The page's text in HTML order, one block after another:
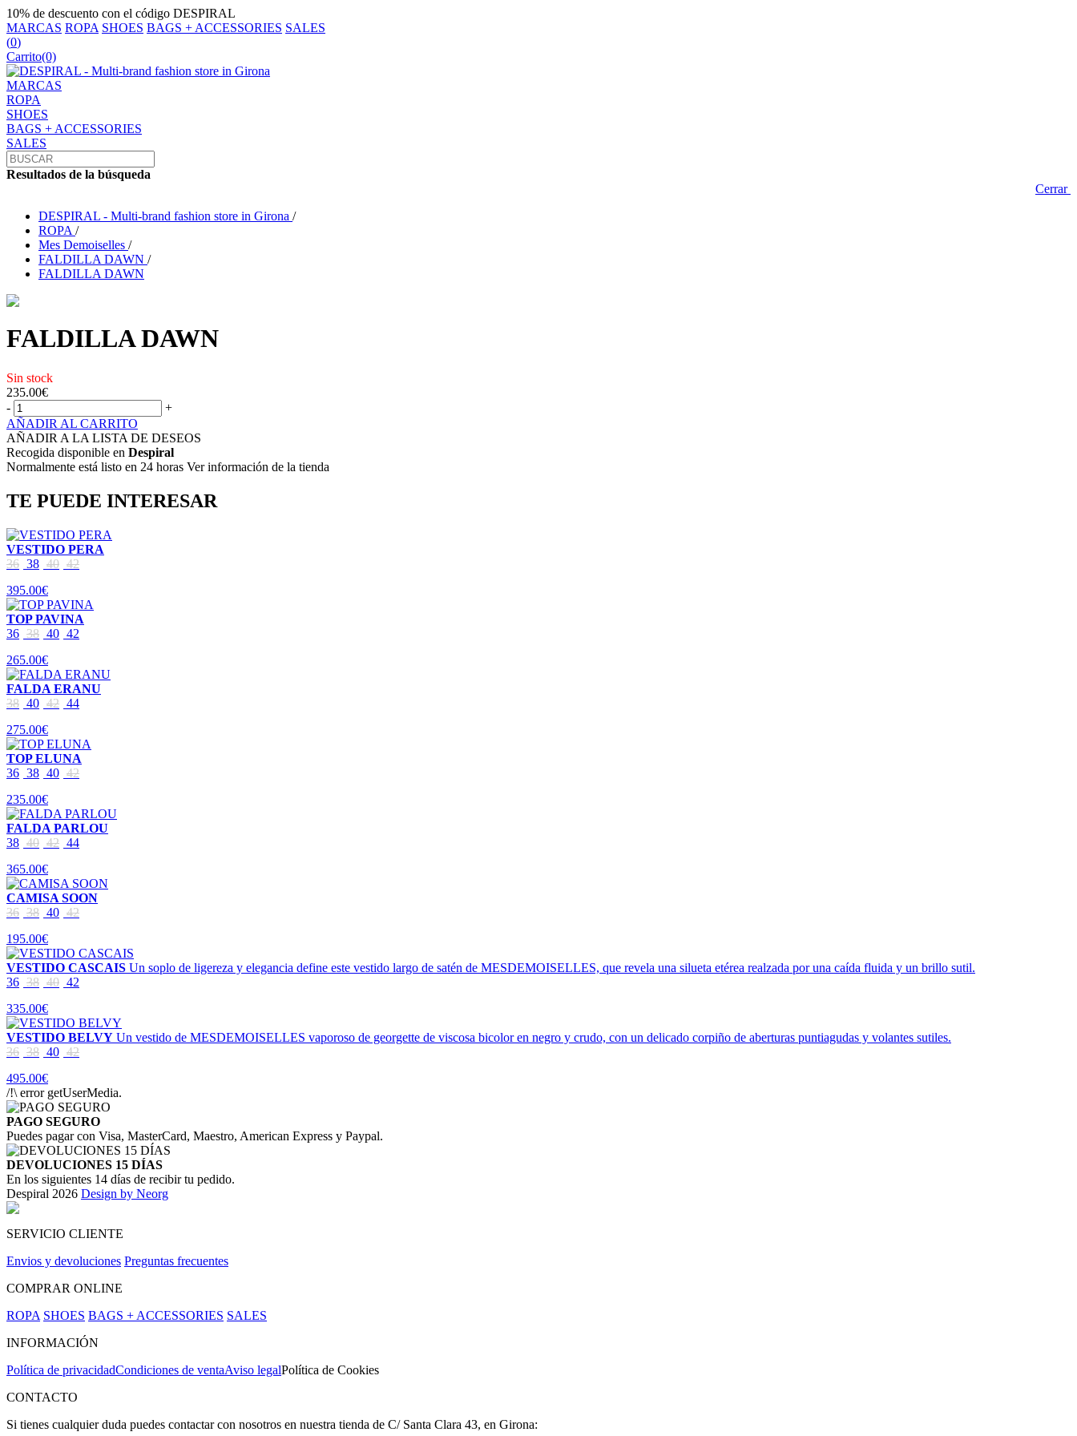
10% de descuento con el código DESPIRAL
MARCAS ROPA SHOES BAGS + ACCESSORIES SALES
(0)
Carrito(0)
MARCAS
ROPA
SHOES
BAGS + ACCESSORIES
SALES
Resultados de la búsqueda
Cerrar
DESPIRAL - Multi-brand fashion store in Girona /
ROPA /
Mes Demoiselles /
FALDILLA DAWN /
FALDILLA DAWN
FALDILLA DAWN
Sin stock
235.00€
-
+
AÑADIR AL CARRITO
AÑADIR A LA LISTA DE DESEOS
Recogida disponible en Despiral
Normalmente está listo en 24 horas Ver información de la tienda
TE PUEDE INTERESAR
VESTIDO PERA
36 38 40 42
395.00€
TOP PAVINA
36 38 40 42
265.00€
FALDA ERANU
38 40 42 44
275.00€
TOP ELUNA
36 38 40 42
235.00€
FALDA PARLOU
38 40 42 44
365.00€
CAMISA SOON
36 38 40 42
195.00€
VESTIDO CASCAIS Un soplo de ligereza y elegancia define este vestido largo de satén de MESDEMOISELLES, que revela una silueta etérea realzada por una caída fluida y un brillo sutil.
36 38 40 42
335.00€
VESTIDO BELVY Un vestido de MESDEMOISELLES vaporoso de georgette de viscosa bicolor en negro y crudo, con un delicado corpiño de aberturas puntiagudas y volantes sutiles.
36 38 40 42
495.00€
/!\ error getUserMedia.
PAGO SEGURO
Puedes pagar con Visa, MasterCard, Maestro, American Express y Paypal.
DEVOLUCIONES 15 DÍAS
En los siguientes 14 días de recibir tu pedido.
Despiral 2026 Design by Neorg
SERVICIO CLIENTE
Envios y devoluciones Preguntas frecuentes
COMPRAR ONLINE
ROPA SHOES BAGS + ACCESSORIES SALES
INFORMACIÓN
Política de privacidadCondiciones de ventaAviso legalPolítica de Cookies
CONTACTO
Si tienes cualquier duda puedes contactar con nosotros en nuestra tienda de C/ Santa Clara 43, en Girona: